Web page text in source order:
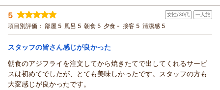
お言葉までいただき、本当にありがとうございます。
次回お越しいただける日を、スタッフ一同心よりお待ちしてお
ります。
この度は誠にありがとうございました。
（返信日：2026/08/08）
だけたとのこと、大変光栄です。
「もっと食べたかったけれど、お腹いっぱいで断念しました」
とのお言葉から、朝食を存分にお楽しみいただけたご様子が伝
わり、スタッフ一同嬉しく拝見いたしました。
これからも、お客様にご満足いただけるお食事と快適なご滞在
ぜひまた沼津へお越しの際はお立ち寄りください。スタッフ一
同、再びお会いできます日を心よりお待ちしております。
フロント ギトマー
初めて泊まったので（夜でもあり）場所がわからず問い合わせた
所
分かりやすく教えてくださりホテルに入ると『〇〇様ですね』と
都会のビジネスホテルのような冷たい感じでは無く
温かさを感じました
ロビーも畳のお部屋も清潔にお掃除されていて気持ちよく
トイレとお風呂が別々になっているのも良かったです！強いて言
宿泊時期： 2026年06月宿泊 (その他)
投稿者： 幸さん(女性/60代)
宿泊プラン： 〔朝食付き〕部屋指定なし〔16平米以上確約〕（眺望なし）
その他 朝のみ
宿泊価格帯： 10,001～11,000円(大人一人あたり/税込)
ココチホテル沼津からの返信
幸 様
この度はご宿泊いただき、また心温まる口コミをお寄せいただ
5 女性/30代 一人旅
項目別評価： 部屋 5 風呂 5 朝食 5 夕食 - 接客 5 清潔感 5
スタッフの皆さん感じが良かった
朝食のアジフライを注文してから焼きたてで出してくれるサービ
スは初めてでしたが、とても美味しかったです。スタッフの方も
大変感じが良かったです。